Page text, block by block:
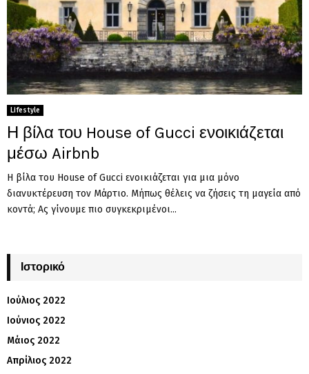
Lifestyle
Η βίλα του House of Gucci ενοικιάζεται
μέσω Airbnb
Η βίλα του House of Gucci ενοικιάζεται για μια μόνο
διανυκτέρευση τον Μάρτιο. Μήπως θέλεις να ζήσεις τη μαγεία από
κοντά; Ας γίνουμε πιο συγκεκριμένοι...
Ιστορικό
Ιούλιος 2022
Ιούνιος 2022
Μάιος 2022
Απρίλιος 2022